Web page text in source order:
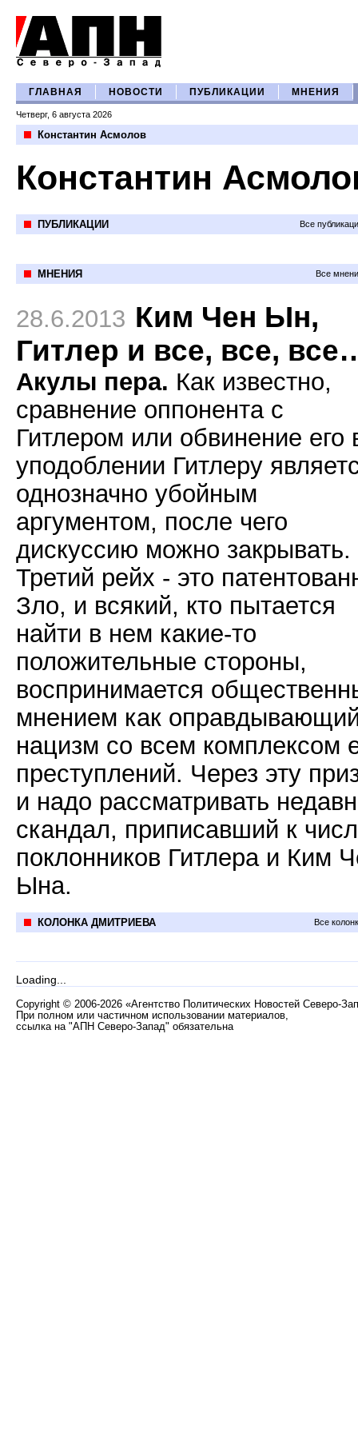
ГЛАВНАЯ НОВОСТИ ПУБЛИКАЦИИ МНЕНИЯ
Четверг, 6 августа 2026
Константин Асмолов
Константин
ПУБЛИКАЦИИ Все
МНЕНИЯ Все
28.6.2013 Ким Чен Ын,
Гитлер и все, все,
Акулы пера. Как известно,
сравнение оппонента с
Гитлером или обвинение его
уподоблении Гитлеру
однозначно убойным
аргументом, после чего
дискуссию можно закрывать.
Третий рейх - это
Зло, и всякий, кто пытается
найти в нем какие-то
положительные стороны,
воспринимается
мнением как
нацизм со всем комплексом
преступлений. Через эту
и надо рассматривать
скандал, приписавший к
поклонников Гитлера и Ким
Ына.
КОЛОНКА ДМИТРИЕВА Все
Loading...
Copyright © 2006-2026 «Агентство Политических Новостей Северо-
При полном или частичном использовании материалов,
ссылка на "АПН Северо-Запад" обязательна